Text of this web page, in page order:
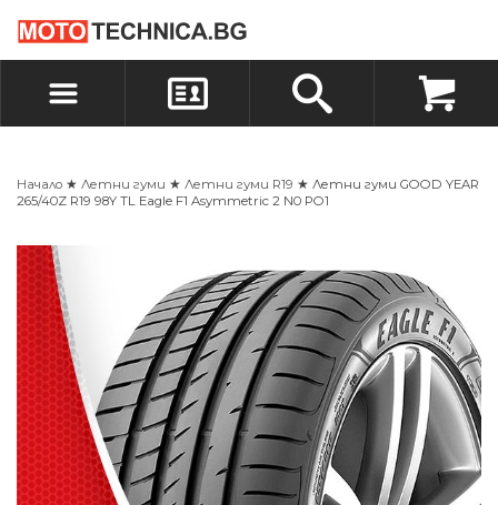
ВХОД
БЪРЗА ПОРЪЧКА ПОРЪЧКА
Начало ★ Летни гуми ★ Летни гуми R19 ★ Летни гуми GOOD YEAR
265/40Z R19 98Y TL Eagle F1 Asymmetric 2 N0 PO1